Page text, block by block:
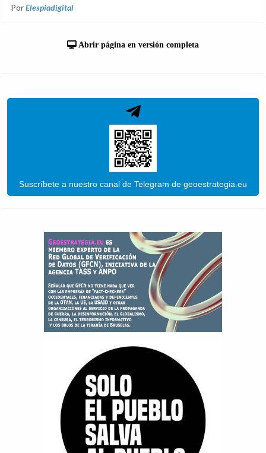
PorElespiadigital
Abrir página en versión completa
Suscríbete a nuestro canal de Telegram de geoestrategia.eu